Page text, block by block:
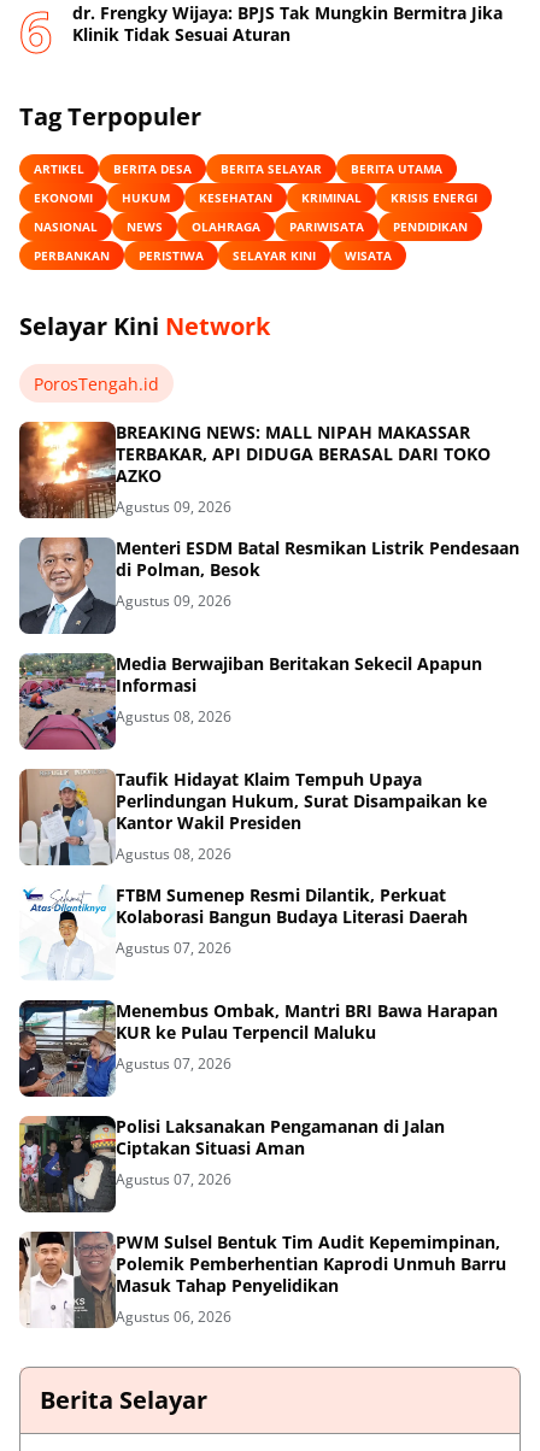
dr. Frengky Wijaya: BPJS Tak Mungkin Bermitra Jika
Klinik Tidak Sesuai Aturan
Tag Terpopuler
ARTIKEL BERITA DESA BERITA SELAYAR
BERITA UTAMA
EKONOMI
HUKUM KESEHATAN KRIMINAL
KRISIS ENERGI
NASIONAL
NEWS OLAHRAGA PARIWISATA
PENDIDIKAN
PERBANKAN
PERISTIWA SELAYAR KINI WISATA
Selayar Kini Network
PorosTengah.id
BREAKING NEWS: MALL NIPAH MAKASSAR
TERBAKAR, API DIDUGA BERASAL DARI TOKO
AZKO
Agustus 09, 2026
Menteri ESDM Batal Resmikan Listrik Pendesaan
di Polman, Besok
Agustus 09, 2026
Media Berwajiban Beritakan Sekecil Apapun
Informasi
Agustus 08, 2026
Taufik Hidayat Klaim Tempuh Upaya
Perlindungan Hukum, Surat Disampaikan ke
Kantor Wakil Presiden
Agustus 08, 2026
FTBM Sumenep Resmi Dilantik, Perkuat
Kolaborasi Bangun Budaya Literasi Daerah
Agustus 07, 2026
Menembus Ombak, Mantri BRI Bawa Harapan
KUR ke Pulau Terpencil Maluku
Agustus 07, 2026
Polisi Laksanakan Pengamanan di Jalan
Ciptakan Situasi Aman
Agustus 07, 2026
PWM Sulsel Bentuk Tim Audit Kepemimpinan,
Polemik Pemberhentian Kaprodi Unmuh Barru
Masuk Tahap Penyelidikan
Agustus 06, 2026
Berita Selayar